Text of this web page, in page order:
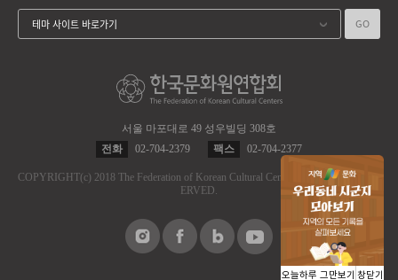
서울 마포대로 49 성우빌딩 308호
전화
02-704-2379 팩스 02-704-2377
COPYRIGHT(c) 2018 The Federation of Korean Cultural Centers.
ALL RIGHT RES
ERVED.
테마 사이트 바로가기 GO
오늘하루 그만보기 창닫기